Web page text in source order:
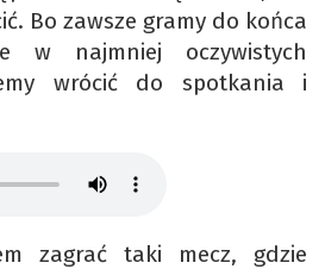
Bo zawsze gramy do końca
w najmniej oczywistych
wrócić do spotkania i
zagrać taki mecz, gdzie